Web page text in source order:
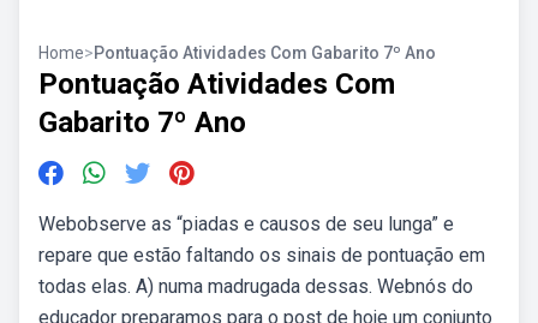
Home>Pontuação Atividades Com Gabarito 7º Ano
Pontuação Atividades Com
Gabarito 7º Ano
Webobserve as “piadas e causos de seu lunga” e
repare que estão faltando os sinais de pontuação em
todas elas. A) numa madrugada dessas. Webnós do
educador preparamos para o post de hoje um conjunto